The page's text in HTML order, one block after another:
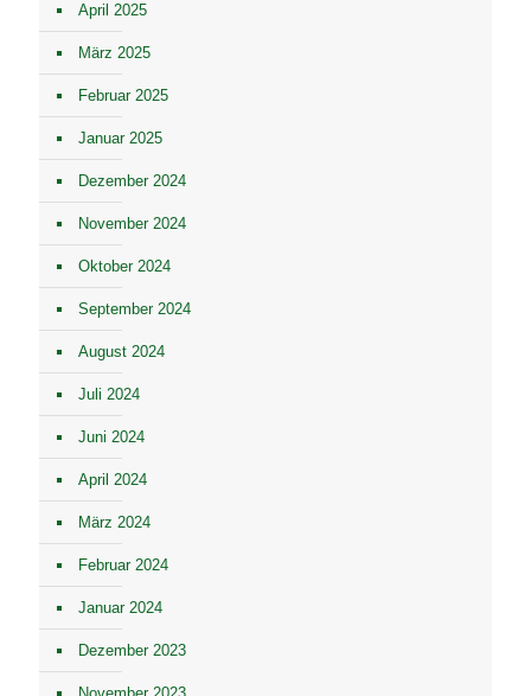
April 2025
März 2025
Februar 2025
Januar 2025
Dezember 2024
November 2024
Oktober 2024
September 2024
August 2024
Juli 2024
Juni 2024
April 2024
März 2024
Februar 2024
Januar 2024
Dezember 2023